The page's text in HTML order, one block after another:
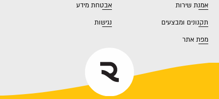
אמנת שירות
אבטחת מידע
תקנונים ומבצעים
נגישות
מפת אתר